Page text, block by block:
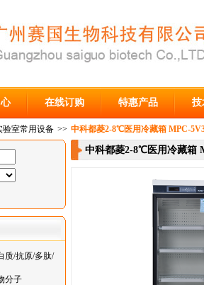
在线订购 特惠产品 技
验室常用设备 >> 中科都菱2-8℃医用冷藏箱 MPC-
质/抗原/多肽/
分子
中科都菱2-8℃医用冷藏箱